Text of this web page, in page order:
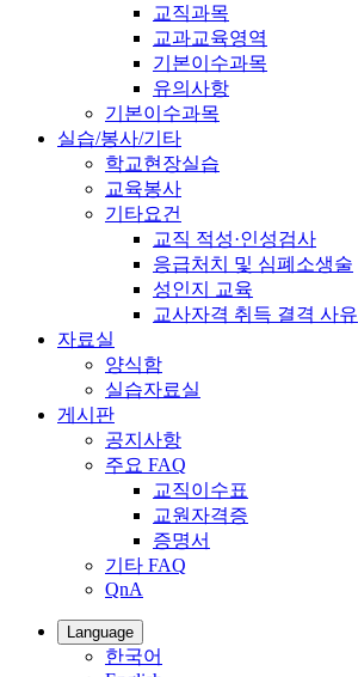
교직과목
교과교육영역
기본이수과목
유의사항
기본이수과목
실습/봉사/기타
학교현장실습
교육봉사
기타요건
교직 적성·인성검사
응급처치 및 심폐소생술
성인지 교육
교사자격 취득 결격 사유
자료실
양식함
실습자료실
게시판
공지사항
주요 FAQ
교직이수표
교원자격증
증명서
기타 FAQ
QnA
Language
한국어